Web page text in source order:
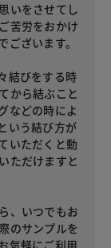
いをさせてし
苦労をおかけ
ざいます。
結びをする時
から結ぶこと
などの時によ
いう結び方が
いただくと動
ただけますと
、いつでもお
のサンプルを